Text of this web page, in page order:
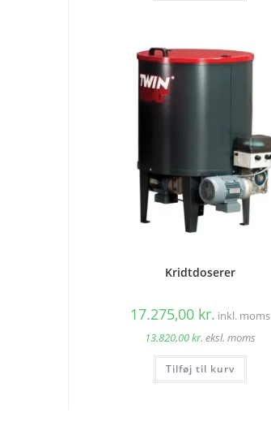
Kridtdoserer
17.275,00 kr. inkl. moms
13.820,00kr. eksl. moms
Tilføj til kurv